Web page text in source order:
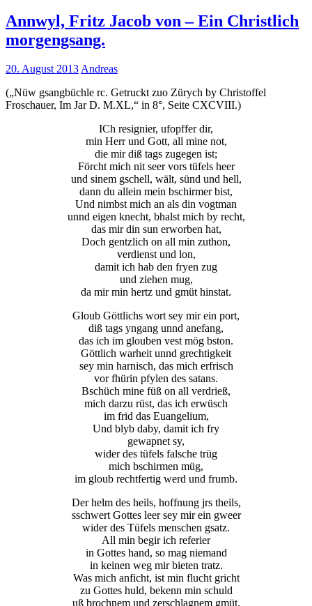
Annwyl, Fritz Jacob von – Ein Christlich
morgengsang.
20. August 2013Andreas
(„Nüw gsangbüchle rc. Getruckt zuo Zürych by Christoffel
Froschauer, Im Jar D. M.XL,“ in 8°, Seite CXCVIII.)
ICh resignier, ufopffer dir,
min Herr und Gott, all mine not,
die mir diß tags zugegen ist;
Förcht mich nit seer vors tüfels heer
und sinem gschell, wält, sünd und hell,
dann du allein mein bschirmer bist,
Und nimbst mich an als din vogtman
unnd eigen knecht, bhalst mich by recht,
das mir din sun erworben hat,
Doch gentzlich on all min zuthon,
verdienst und lon,
damit ich hab den fryen zug
und ziehen mug,
da mir min hertz und gmüt hinstat.
Gloub Göttlichs wort sey mir ein port,
diß tags yngang unnd anefang,
das ich im glouben vest mög bston.
Göttlich warheit unnd grechtigkeit
sey min harnisch, das mich erfrisch
vor fhürin pfylen des satans.
Bschüch mine füß on all verdrieß,
mich darzu rüst, das ich erwüsch
im frid das Euangelium,
Und blyb daby, damit ich fry
gewapnet sy,
wider des tüfels falsche trüg
mich bschirmen müg,
im gloub rechtfertig werd und frumb.
Der helm des heils, hoffnung jrs theils,
sschwert Gottes leer sey mir ein gweer
wider des Tüfels menschen gsatz.
All min begir ich referier
in Gottes hand, so mag niemand
in keinen weg mir bieten tratz.
Was mich anficht, ist min flucht gricht
zu Gottes huld, bekenn min schuld
uß brochnem und zerschlagnem gmüt.